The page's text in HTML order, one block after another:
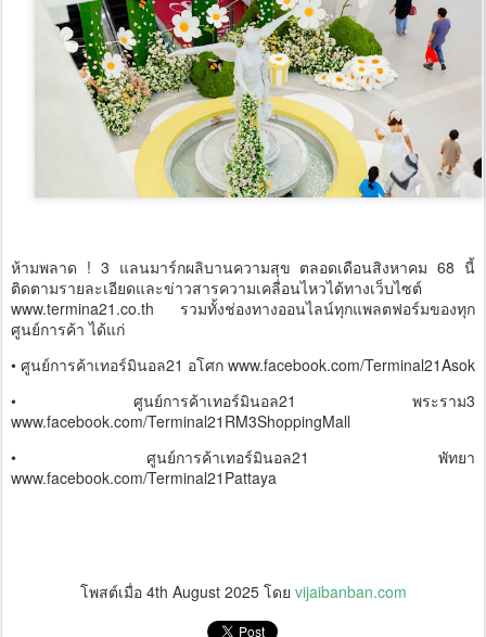
ห้ามพลาด ! 3 แลนมาร์กผลิบานความสุข ตลอดเดือนสิงหาคม 68 นี้
ติดตามรายละเอียดและข่าวสารความเคลื่อนไหวได้ทางเว็บไซต์
www.termina21.co.th รวมทั้งช่องทางออนไลน์ทุกแพลตฟอร์มของทุก
ศูนย์การค้า ได้แก่
• ศูนย์การค้าเทอร์มินอล21 อโศก www.facebook.com/Terminal21Asok
• ศูนย์การค้าเทอร์มินอล21 พระราม3
www.facebook.com/Terminal21RM3ShoppingMall
• ศูนย์การค้าเทอร์มินอล21 พัทยา
www.facebook.com/Terminal21Pattaya
โพสต์เมื่อ 4th August 2025โดย vijaibanban.com